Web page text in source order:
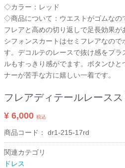
◇カラー：レッド
◇商品について：ウエストがゴムなの
フレアと高めの切り返しで足長効果
シフォンスカートはセミフレアなので
す。デコルテのレースで抜け感をプラ
ルもすっきり感がでます。ボタンひ
ナーが苦手な方に嬉しい一着です。
フレアディテールレース
¥ 6,000 税込
商品コード： dr1-215-17rd
関連カテゴリ
ドレス